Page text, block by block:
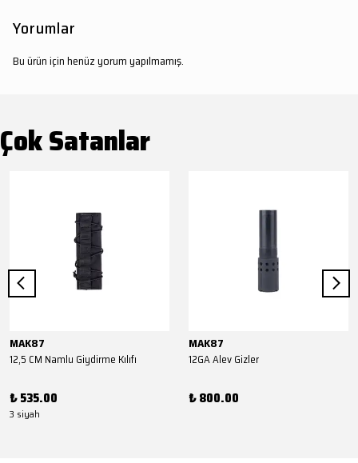
Yorumlar
Bu ürün için henüz yorum yapılmamış.
Çok Satanlar
MAK87
12,5 CM Namlu Giydirme Kılıfı
₺ 535.00
3 siyah
MAK87
12GA Alev Gizler
₺ 800.00